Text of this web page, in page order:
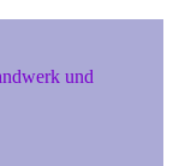
und